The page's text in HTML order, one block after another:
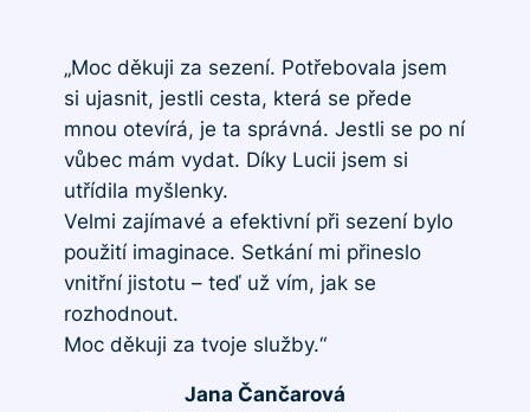
„Moc děkuji za sezení. Potřebovala jsem
si ujasnit, jestli cesta, která se přede
mnou otevírá, je ta správná. Jestli se po ní
vůbec mám vydat. Díky Lucii jsem si
utřídila myšlenky.
Velmi zajímavé a efektivní při sezení bylo
použití imaginace. Setkání mi přineslo
vnitřní jistotu – teď už vím, jak se
rozhodnout.
Moc děkuji za tvoje služby.“
Jana Čančarová